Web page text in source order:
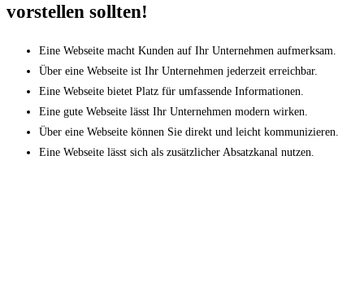
vorstellen sollten!
Eine Webseite macht Kunden auf Ihr Unternehmen aufmerksam.
Über eine Webseite ist Ihr Unternehmen jederzeit erreichbar.
Eine Webseite bietet Platz für umfassende Informationen.
Eine gute Webseite lässt Ihr Unternehmen modern wirken.
Über eine Webseite können Sie direkt und leicht kommunizieren.
Eine Webseite lässt sich als zusätzlicher Absatzkanal nutzen.